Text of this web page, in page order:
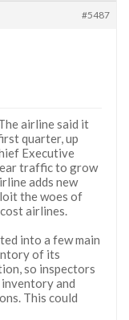
#5487
airline said it
quarter, up
Executive
traffic to grow
adds new
the woes of
airlines.
into a few main
of its
so inspectors
and
This could